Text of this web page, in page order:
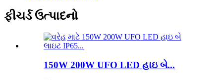
ફીચર્ડ ઉત્પાદનો
150W 200W UFO LED હાઇ બે...